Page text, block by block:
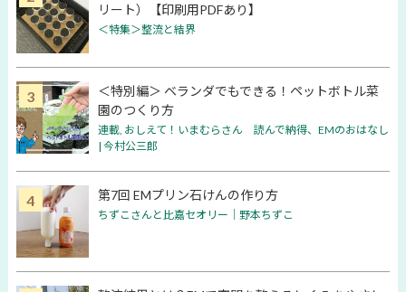
リート）【印刷用PDFあり】
＜特集＞整流と結界
＜特別編＞ ベランダでもできる！ペットボトル菜
園のつくり方
連載, おしえて！いまむらさん 読んで納得、EMのおはなし
| 今村公三郎
第7回 EMプリン石けんの作り方
ちずこさんと比嘉セオリー│野本ちずこ